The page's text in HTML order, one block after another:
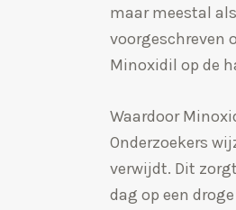
maar meestal
voorgeschreven
Minoxidil op de
Waardoor
Onderzoekers
verwijdt. Dit
dag op een